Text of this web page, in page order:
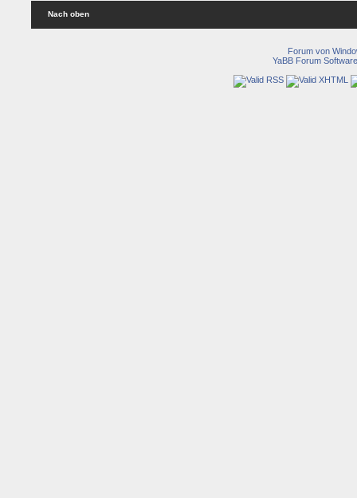
Nach oben
Forum von
YaBB Forum Software